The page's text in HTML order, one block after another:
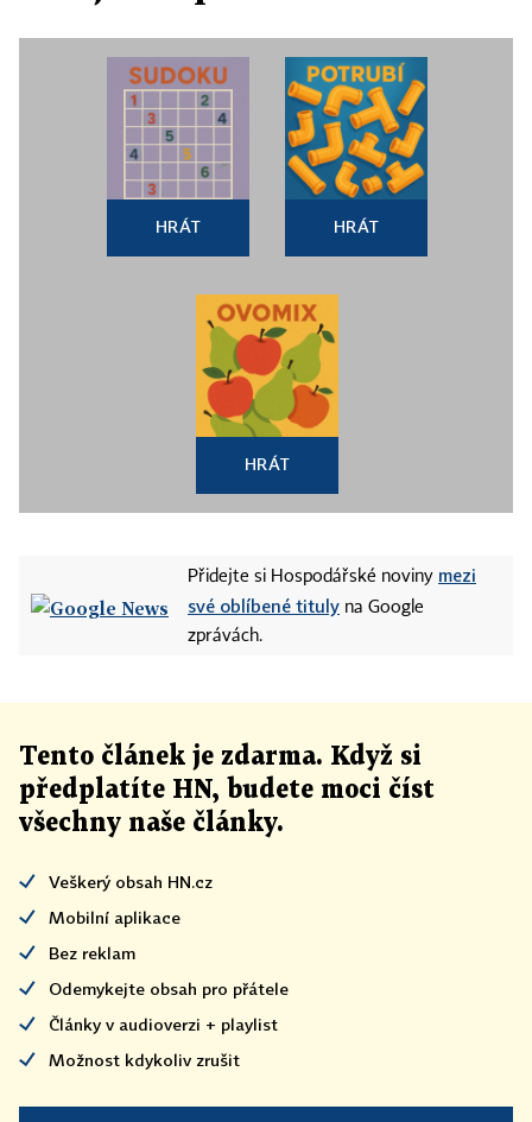
HRÁT HRÁT
HRÁT
Přidejte si Hospodářské noviny mezi
své oblíbené tituly na Google
zprávách.
Tento článek je zdarma. Když si
předplatíte HN, budete moci číst
všechny naše články.
Veškerý obsah HN.cz
Mobilní aplikace
Bez reklam
Odemykejte obsah pro přátele
Články v audioverzi + playlist
Možnost kdykoliv zrušit